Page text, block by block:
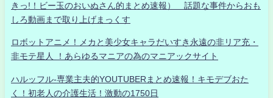
きっ!！ビー玉のおいぬさん的まとめ速報） 話題な事件からおも
しろ動画まで取り上げまっくす
ロボットアニメ！メカと美少女キャラだいすき永遠の非リア充・
非モテ星人 ！あらゆるマニアの為のマニアックサイト
ハルッフル-専業主夫的YOUTUBERまとめ速報！キモデブおた
く！初老人の介護生活！激動の1750日